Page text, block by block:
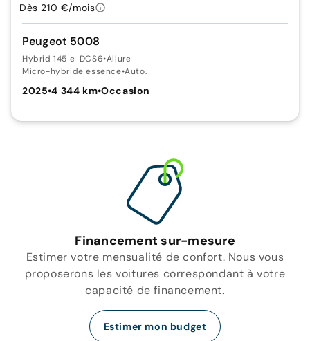
Peugeot 5008
Hybrid 145 e-DCS6•Allure
Micro-hybride essence•Auto.
2025•4 344 km•Occasion
Dès 210 €/mois
Financement sur-mesure
Estimer votre mensualité de confort. Nous vous
proposerons les voitures correspondant à votre
capacité de financement.
Estimer mon budget